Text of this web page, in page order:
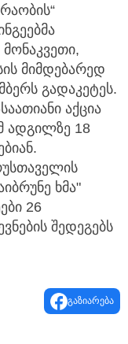
მონაკვეთი,
მიმდებარედ
გადაკეტეს.
აქცია
ადგილზე 18
ხმა"
26
შედეგებს
გაზიარება